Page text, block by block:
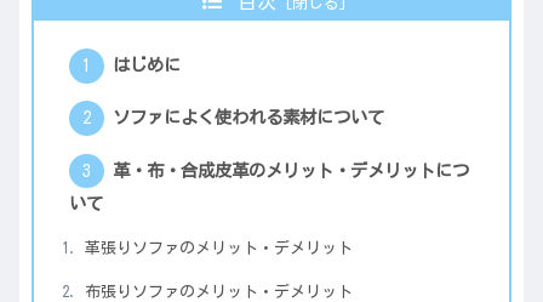
はじめに
ソファによく使われる素材について
革・布・合成皮革のメリット・デメリットにつ
いて
革張りソファのメリット・デメリット
布張りソファのメリット・デメリット